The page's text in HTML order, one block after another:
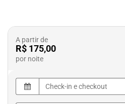
A partir de
R$ 175,00
por noite